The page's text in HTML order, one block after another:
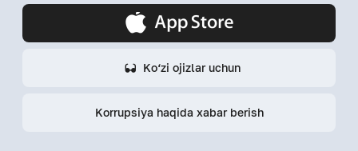
Ko‘zi ojizlar uchun
Korrupsiya haqida xabar berish